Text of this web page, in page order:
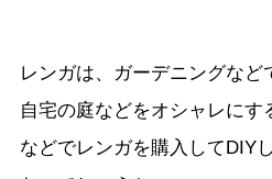
レンガは、ガーデニングな
自宅の庭などをオシャレに
などでレンガを購入してDIY